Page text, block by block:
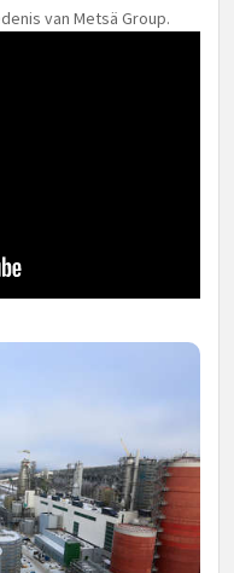
van Metsä Group.